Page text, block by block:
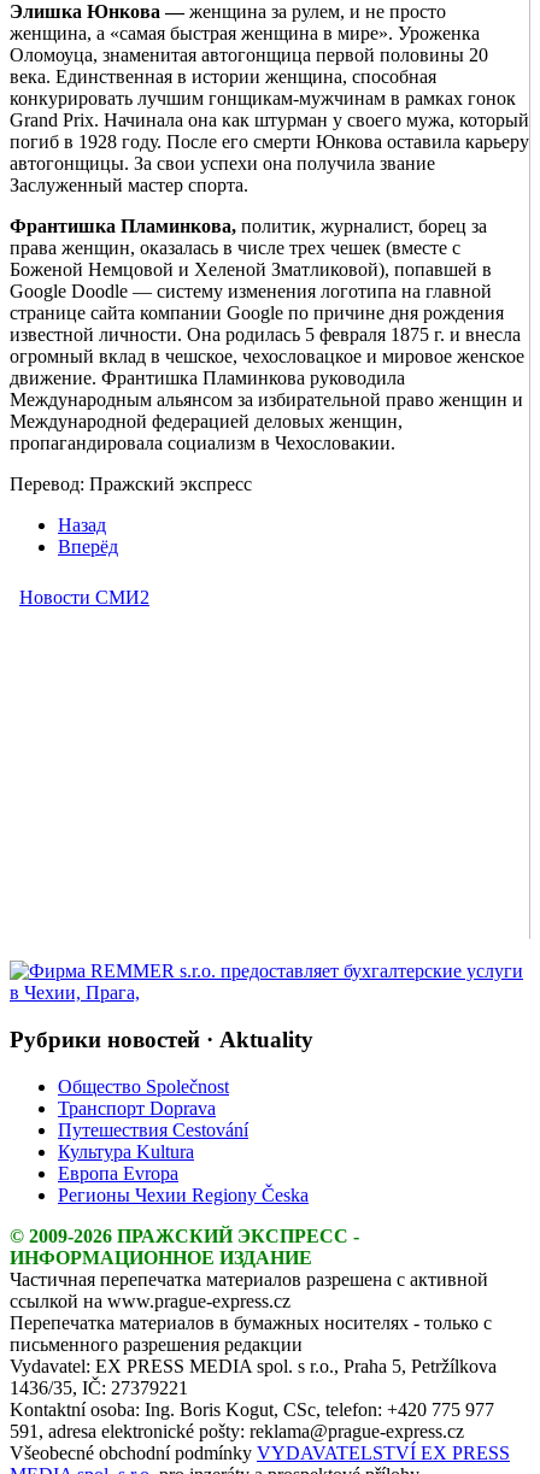
Элишка Юнкова —женщина за рулем, и не просто
женщина, а «самая быстрая женщина в мире». Уроженка
Оломоуца, знаменитая автогонщица первой половины 20
века. Единственная в истории женщина, способная
конкурировать лучшим гонщикам-мужчинам в рамках гонок
Grand Prix. Начинала она как штурман у своего мужа, который
погиб в 1928 году. После его смерти Юнкова оставила карьеру
автогонщицы. За свои успехи она получила звание
Заслуженный мастер спорта.
Франтишка Пламинкова, политик, журналист, борец за
права женщин, оказалась в числе трех чешек (вместе с
Боженой Немцовой и Хеленой Зматликовой), попавшей в
Google Doodle — систему изменения логотипа на главной
странице сайта компании Google по причине дня рождения
известной личности. Она родилась 5 февраля 1875 г. и внесла
огромный вклад в чешское, чехословацкое и мировое женское
движение. Франтишка Пламинкова руководила
Международным альянсом за избирательной право женщин и
Международной федерацией деловых женщин,
пропагандировала социализм в Чехословакии.
Перевод: Пражский экспресс
Назад
Вперёд
Рубрики новостей · Aktuality
Общество Společnost
Транспорт Doprava
Путешествия Cestování
Культура Kultura
Европа Evropa
Регионы Чехии Regiony Česka
© 2009-2026 ПРАЖСКИЙ ЭКСПРЕСС -
ИНФОРМАЦИОННОЕ ИЗДАНИЕ
Частичная перепечатка материалов разрешена с активной
ссылкой на www.prague-express.cz
Перепечатка материалов в бумажных носителях - только с
письменного разрешения редакции
Vydavatel: EX PRESS MEDIA spol. s r.o., Praha 5, Petržílkova
1436/35, IČ: 27379221
Kontaktní osoba: Ing. Boris Kogut, CSc, telefon: +420 775 977
591, adresa elektronické pošty: reklama@prague-express.cz
Všeobecné obchodní podmínky VYDAVATELSTVÍ EX PRESS